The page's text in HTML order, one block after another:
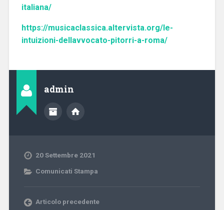
italiana/
https://musicaclassica.altervista.org/le-
intuizioni-dellavvocato-pitorri-a-roma/
admin
20 Settembre 2021
Comunicati Stampa
Articolo precedente